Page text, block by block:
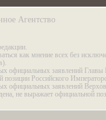
Агентство
как мнение всех без
официальных заявлений Главы
Российского
официальных заявлений
не выражает официальной